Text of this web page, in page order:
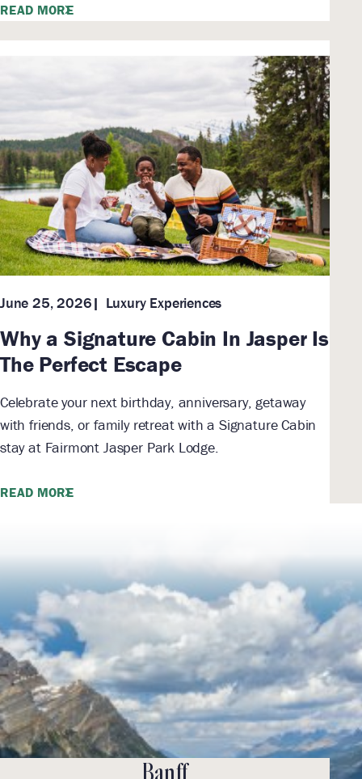
READ MORE
June 25, 2026 Luxury Experiences
Why a Signature Cabin In Jasper Is
The Perfect Escape
Celebrate your next birthday, anniversary, getaway
with friends, or family retreat with a Signature Cabin
stay at Fairmont Jasper Park Lodge.
READ MORE